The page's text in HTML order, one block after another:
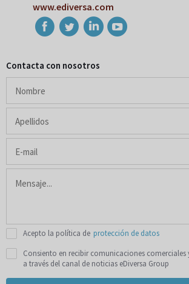
www.ediversa.com
Contacta con nosotros
Acepto la política de protección de datos
Consiento en recibir comunicaciones comerciales
a través del canal de noticias eDiversa Group